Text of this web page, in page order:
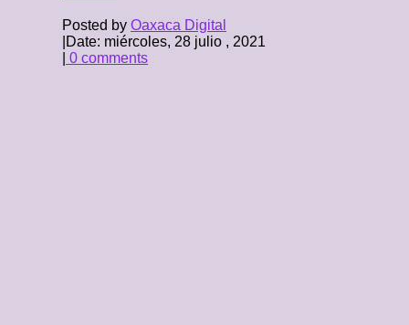
Posted by Oaxaca Digital
Date: miércoles, 28 julio , 2021
0 comments